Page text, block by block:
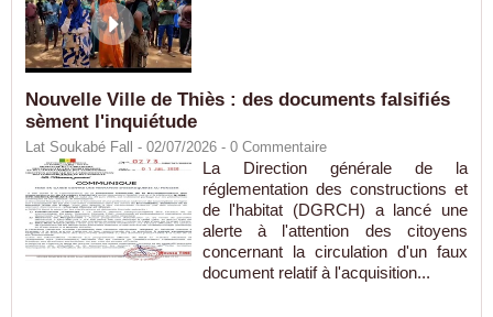
Nouvelle Ville de Thiès : des documents falsifiés
sèment l'inquiétude
Lat Soukabé Fall - 02/07/2026 - 0 Commentaire
La Direction générale de la
réglementation des constructions et
de l'habitat (DGRCH) a lancé une
alerte à l'attention des citoyens
concernant la circulation d'un faux
document relatif à l'acquisition...